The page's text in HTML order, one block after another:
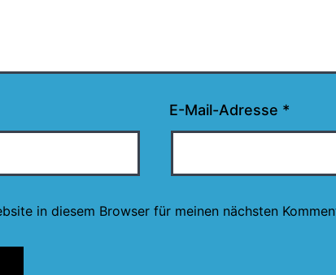
E-Mail-Adresse *
in diesem Browser für meinen nächsten